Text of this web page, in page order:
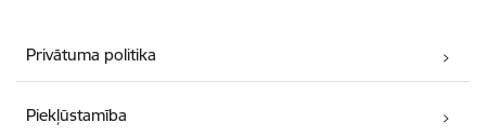
Privātuma politika
Piekļūstamība